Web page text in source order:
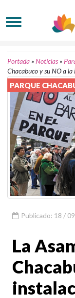
Portada »Noticias »
Chacabuco y su NO a
PARQUE
Publicado: 18 /
La